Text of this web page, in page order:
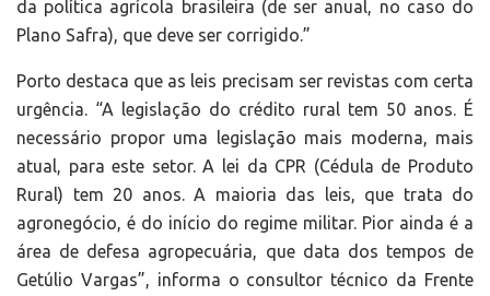
da política agrícola brasileira (de ser anual, no caso do
Plano Safra), que deve ser corrigido.”
Porto destaca que as leis precisam ser revistas com certa
urgência. “A legislação do crédito rural tem 50 anos. É
necessário propor uma legislação mais moderna, mais
atual, para este setor. A lei da CPR (Cédula de Produto
Rural) tem 20 anos. A maioria das leis, que trata do
agronegócio, é do início do regime militar. Pior ainda é a
área de defesa agropecuária, que data dos tempos de
Getúlio Vargas”, informa o consultor técnico da Frente